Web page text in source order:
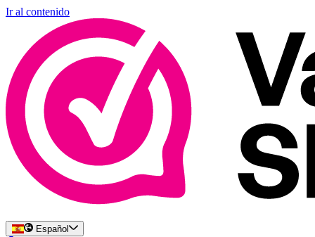
Ir al contenido
Español